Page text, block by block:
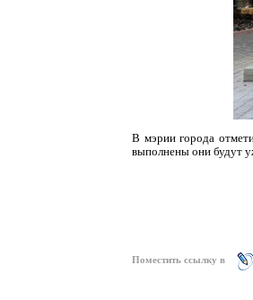
В мэрии города
выполнены они будут
Поместить ссылку в